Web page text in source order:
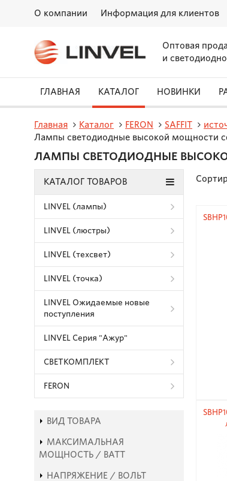
О компании Информация для клиентов
Оптовая
и
ГЛАВНАЯ КАТАЛОГ НОВИНКИ
Главная Каталог FERON SAFFIT
Лампы светодиодные высокой мощности
ЛАМПЫ СВЕТОДИОДНЫЕ
КАТАЛОГ ТОВАРОВ
LINVEL (лампы)
LINVEL (люстры)
LINVEL (техсвет)
LINVEL (точка)
LINVEL Ожидаемые новые
поступления
LINVEL Серия "Ажур"
СВЕТКОМПЛЕКТ
FERON
ВИД ТОВАРА
МАКСИМАЛЬНАЯ
МОЩНОСТЬ / ВАТТ
НАПРЯЖЕНИЕ / ВОЛЬТ